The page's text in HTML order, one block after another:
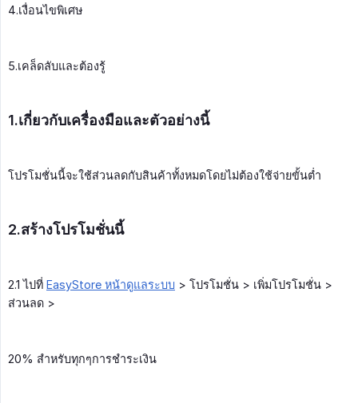
4.เงื่อนไขพิเศษ
5.เคล็ดลับและต้องรู้
1.เกี่ยวกับเครื่องมือและตัวอย่างนี้
โปรโมชั่นนี้จะใช้ส่วนลดกับสินค้าทั้งหมดโดยไม่ต้องใช้จ่ายขั้นต่ำ
2.สร้างโปรโมชั่นนี้
2.1 ไปที่ EasyStore หน้าดูแลระบบ > โปรโมชั่น > เพิ่มโปรโมชั่น >
ส่วนลด >
20% สำหรับทุกๆการชำระเงิน